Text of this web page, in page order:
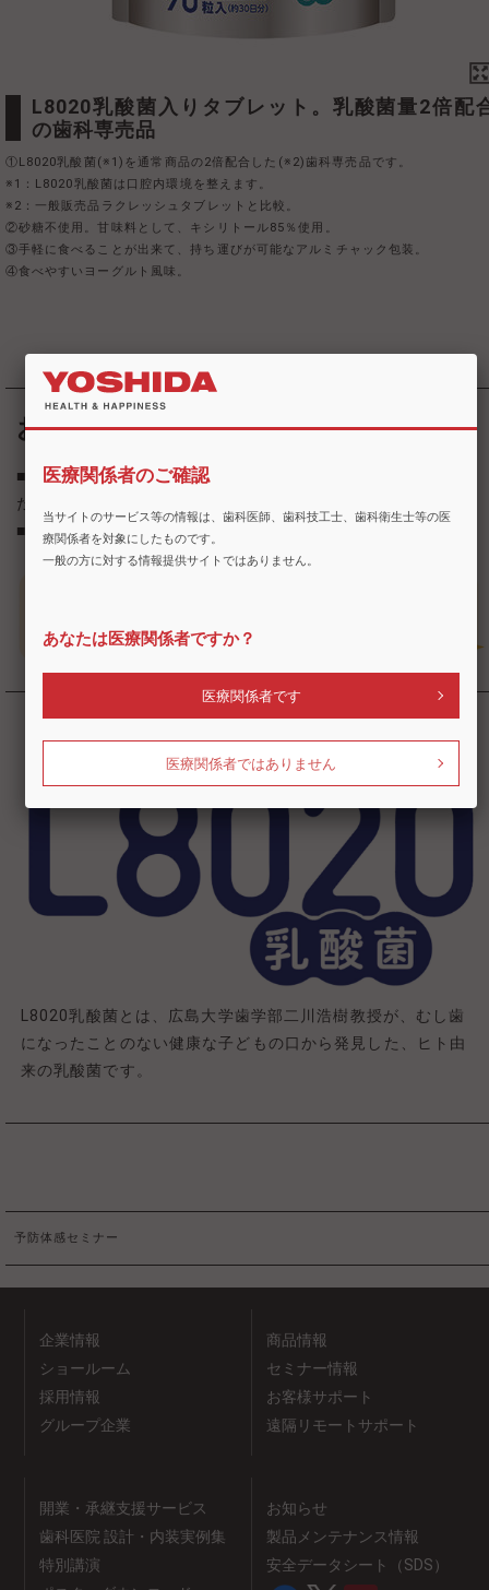
L8020乳酸菌入りタブレット。乳酸菌量2倍配合
の歯科専売品
①L8020乳酸菌(※1)を通常商品の2倍配合した(※2)歯科専売品です。
※1：L8020乳酸菌は口腔内環境を整えます。
※2：一般販売品ラクレッシュタブレットと比較。
②砂糖不使用。甘味料として、キシリトール85％使用。
③手軽に食べることが出来て、持ち運びが可能なアルミチャック包装。
④食べやすいヨーグルト風味。
お召し上がり方
■1日3粒を目安に、口の中でゆっくり溶かしてお召し上がりく
ださい。（飲み込んだり噛んだりしないでください）
■就寝30分前までに終わるようにしてください。
L8020乳酸菌とは、広島大学歯学部二川浩樹教授が、むし歯
になったことのない健康な子どもの口から発見した、ヒト由
来の乳酸菌です。
予防体感セミナー
企業情報
ショールーム
採用情報
グループ企業
商品情報
セミナー情報
お客様サポート
遠隔リモートサポート
開業・承継支援サービス
歯科医院 設計・内装実例集
特別講演
お知らせ
製品メンテナンス情報
安全データシート（SDS）
医療関係者のご確認
当サイトのサービス等の情報は、歯科医師、歯科技工士、歯科衛生士等の医
療関係者を対象にしたものです。
一般の方に対する情報提供サイトではありません。
あなたは医療関係者ですか？
医療関係者です
医療関係者ではありません